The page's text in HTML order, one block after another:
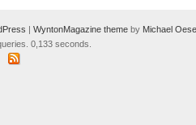
| WyntonMagazine theme by Michael
0,133 seconds.